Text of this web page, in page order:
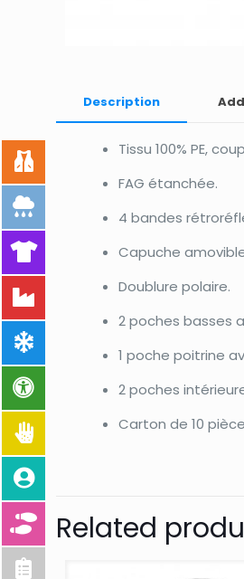
Description
Tissu 100% PE,
FAG étanchée.
4 bandes
Capuche
Doublure polaire.
2 poches basses
1 poche poitrine
2 poches
Carton de 10
Related